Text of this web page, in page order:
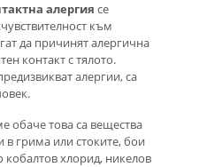
алергия се
към
да причинят алергична
контакт с тялото.
алергии, са
обаче това са вещества
в грима или стоките, бои
кобалтов хлорид, никелов